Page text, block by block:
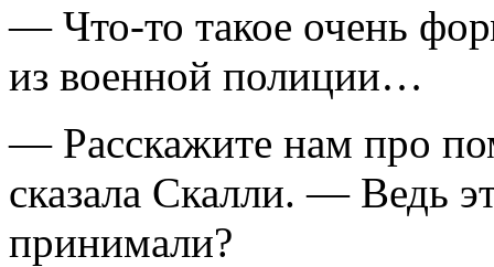
— Что-то такое очень
из военной полиции…
— Расскажите нам про
сказала Скалли. — Ведь
принимали?